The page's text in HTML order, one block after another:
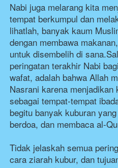
Nabi juga melarang kita
tempat berkumpul dan
lihatlah, banyak kaum
dengan membawa
untuk disembelih di
peringatan terakhir Nabi
wafat, adalah bahwa Allah
Nasrani karena
sebagai tempat-tempat
begitu banyak kuburan
berdoa, dan membaca al-
Tidak jelaskah semua
cara ziarah kubur, dan